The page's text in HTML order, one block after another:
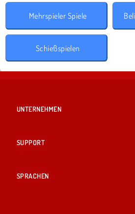
Mehrspieler Spiele
Schießspielen
UNTERNEHMEN
SUPPORT
SPRACHEN